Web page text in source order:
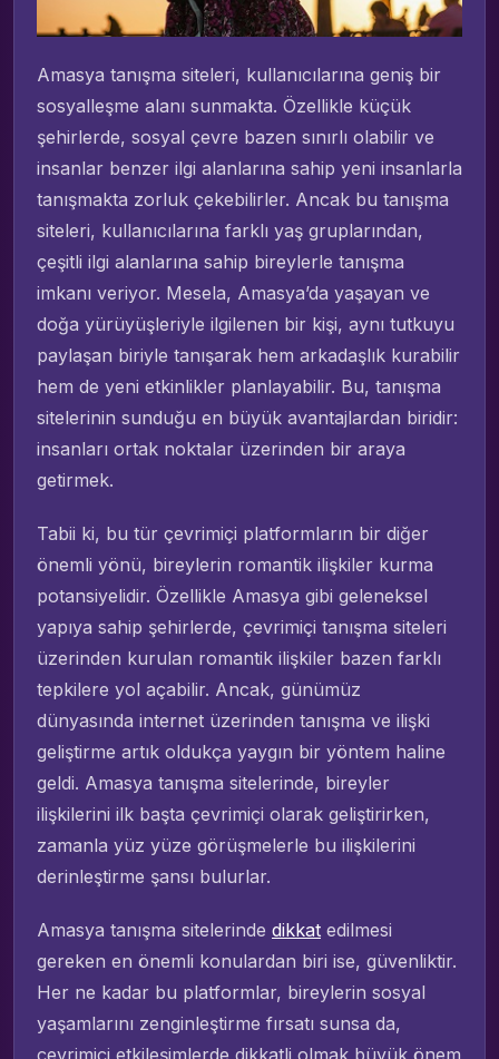
Amasya tanışma siteleri, kullanıcılarına geniş bir
sosyalleşme alanı sunmakta. Özellikle küçük
şehirlerde, sosyal çevre bazen sınırlı olabilir ve
insanlar benzer ilgi alanlarına sahip yeni insanlarla
tanışmakta zorluk çekebilirler. Ancak bu tanışma
siteleri, kullanıcılarına farklı yaş gruplarından,
çeşitli ilgi alanlarına sahip bireylerle tanışma
imkanı veriyor. Mesela, Amasya’da yaşayan ve
doğa yürüyüşleriyle ilgilenen bir kişi, aynı tutkuyu
paylaşan biriyle tanışarak hem arkadaşlık kurabilir
hem de yeni etkinlikler planlayabilir. Bu, tanışma
sitelerinin sunduğu en büyük avantajlardan biridir:
insanları ortak noktalar üzerinden bir araya
getirmek.
Tabii ki, bu tür çevrimiçi platformların bir diğer
önemli yönü, bireylerin romantik ilişkiler kurma
potansiyelidir. Özellikle Amasya gibi geleneksel
yapıya sahip şehirlerde, çevrimiçi tanışma siteleri
üzerinden kurulan romantik ilişkiler bazen farklı
tepkilere yol açabilir. Ancak, günümüz
dünyasında internet üzerinden tanışma ve ilişki
geliştirme artık oldukça yaygın bir yöntem haline
geldi. Amasya tanışma sitelerinde, bireyler
ilişkilerini ilk başta çevrimiçi olarak geliştirirken,
zamanla yüz yüze görüşmelerle bu ilişkilerini
derinleştirme şansı bulurlar.
Amasya tanışma sitelerinde dikkat edilmesi
gereken en önemli konulardan biri ise, güvenliktir.
Her ne kadar bu platformlar, bireylerin sosyal
yaşamlarını zenginleştirme fırsatı sunsa da,